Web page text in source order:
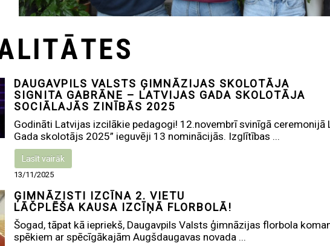
DAUGAVPILS VALSTS ĢIMNĀZIJAS SKOLOTĀJA
SIGNITA GABRĀNE – LATVIJAS GADA SKOLOTĀJA
SOCIĀLAJĀS ZINĪBĀS 2025
Godināti Latvijas izcilākie pedagogi! 12.novembrī svinīgā
Gada skolotājs 2025” ieguvēji 13 nominācijās. Izglītības ...
Lasīt vairāk
13/11/2025
ĢIMNĀZISTI IZCĪNA 2. VIETU
LĀČPLĒŠA KAUSA IZCĪŅĀ FLORBOLĀ!
Šogad, tāpat kā iepriekš, Daugavpils Valsts ģimnāzijas florbola
spēkiem ar spēcīgākajām Augšdaugavas novada ...